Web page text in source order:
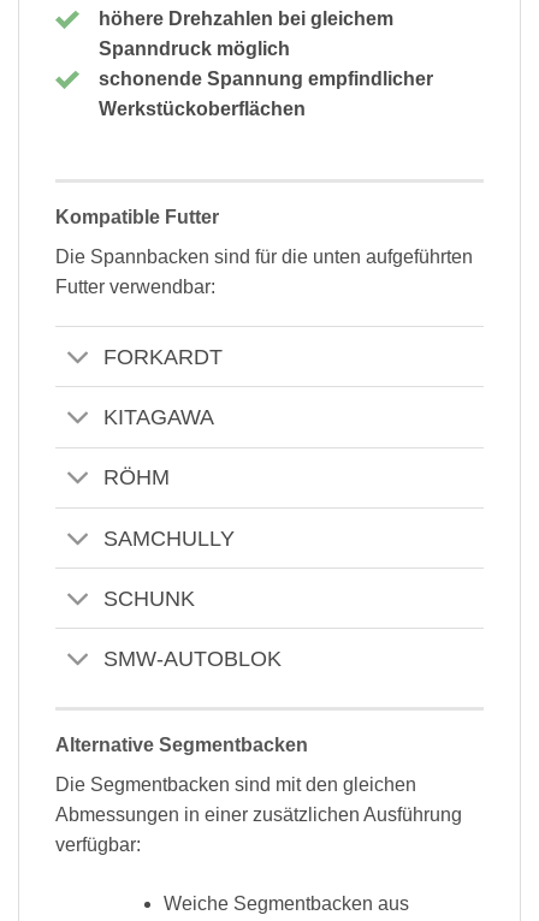
höhere Drehzahlen bei gleichem
Spanndruck möglich
schonende Spannung empfindlicher
Werkstückoberflächen
Kompatible Futter
Die Spannbacken sind für die unten aufgeführten
Futter verwendbar:
FORKARDT
KITAGAWA
RÖHM
SAMCHULLY
SCHUNK
SMW-AUTOBLOK
Alternative Segmentbacken
Die Segmentbacken sind mit den gleichen
Abmessungen in einer zusätzlichen Ausführung
verfügbar:
Weiche Segmentbacken aus